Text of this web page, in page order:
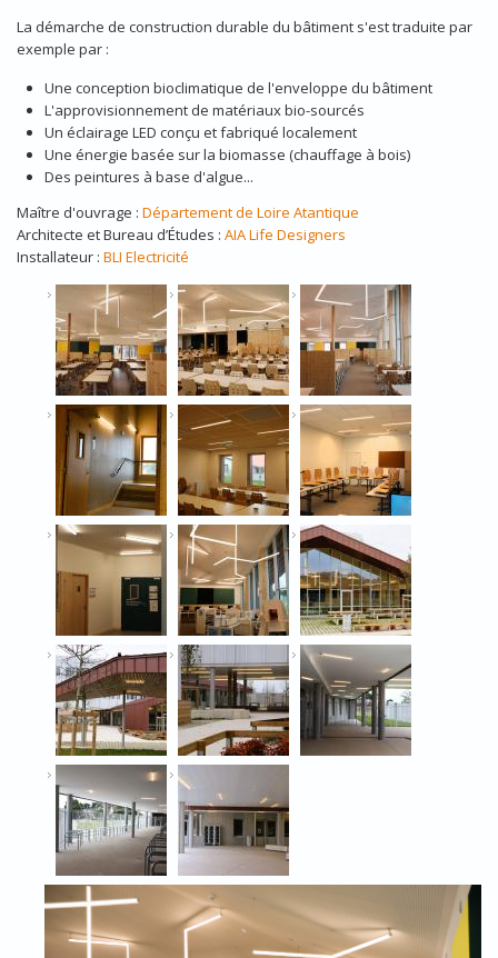
La démarche de construction durable du bâtiment s'est traduite par
exemple par :
Une conception bioclimatique de l'enveloppe du bâtiment
L'approvisionnement de matériaux bio-sourcés
Un éclairage LED conçu et fabriqué localement
Une énergie basée sur la biomasse (chauffage à bois)
Des peintures à base d'algue...
Maître d'ouvrage : Département de Loire Atantique
Architecte et Bureau d’Études : AIALife Designers
Installateur : BLI Electricité